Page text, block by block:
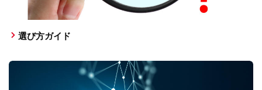
選び方ガイド